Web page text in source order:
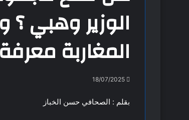
الوزير وهبي
المغاربة
18/07/2025
بقلم : الصحافي حسن الخباز